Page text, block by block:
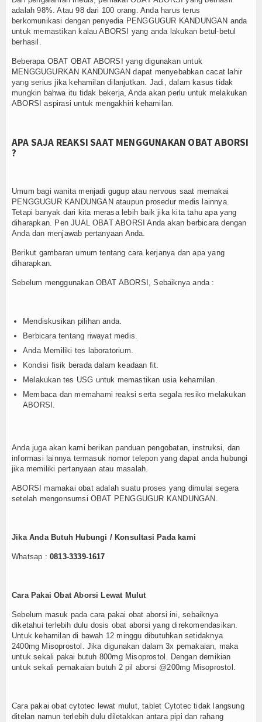
adalah 98%. Atau 98 dari 100 orang. Anda harus terus
berkomunikasi dengan penyedia PENGGUGUR KANDUNGAN anda
untuk memastikan kalau ABORSI yang anda lakukan betul-betul
berhasil.
Beberapa OBAT OBAT ABORSI yang digunakan untuk
MENGGUGURKAN KANDUNGAN dapat menyebabkan cacat lahir
yang serius jika kehamilan dilanjutkan. Jadi, dalam kasus tidak
mungkin bahwa itu tidak bekerja, Anda akan perlu untuk melakukan
ABORSI aspirasi untuk mengakhiri kehamilan.
APA SAJA REAKSI SAAT MENGGUNAKAN OBAT ABORSI
?
Umum bagi wanita menjadi gugup atau nervous saat memakai
PENGGUGUR KANDUNGAN ataupun prosedur medis lainnya.
Tetapi banyak dari kita merasa lebih baik jika kita tahu apa yang
diharapkan. Pen JUAL OBAT ABORSI Anda akan berbicara dengan
Anda dan menjawab pertanyaan Anda.
Berikut gambaran umum tentang cara kerjanya dan apa yang
diharapkan.
Sebelum menggunakan OBAT ABORSI, Sebaiknya anda :
Mendiskusikan pilihan anda.
Berbicara tentang riwayat medis.
Anda Memiliki tes laboratorium.
Kondisi fisik berada dalam keadaan fit.
Melakukan tes USG untuk memastikan usia kehamilan.
Membaca dan memahami reaksi serta segala resiko melakukan
ABORSI.
Anda juga akan kami berikan panduan pengobatan, instruksi, dan
informasi lainnya termasuk nomor telepon yang dapat anda hubungi
jika memiliki pertanyaan atau masalah.
ABORSI mamakai obat adalah suatu proses yang dimulai segera
setelah mengonsumsi OBAT PENGGUGUR KANDUNGAN.
Jika Anda Butuh Hubungi / Konsultasi Pada kami
Whatsap : 0813-3339-1617
Cara Pakai Obat Aborsi Lewat Mulut
Sebelum masuk pada cara pakai obat aborsi ini, sebaiknya
diketahui terlebih dulu dosis obat aborsi yang direkomendasikan.
Untuk kehamilan di bawah 12 minggu dibutuhkan setidaknya
2400mg Misoprostol. Jika digunakan dalam 3x pemakaian, maka
untuk sekali pakai butuh 800mg Misoprostol. Dengan demikian
untuk sekali pemakaian butuh 2 pil aborsi @200mg Misoprostol.
Cara pakai obat cytotec lewat mulut, tablet Cytotec tidak langsung
ditelan namun terlebih dulu diletakkan antara pipi dan rahang